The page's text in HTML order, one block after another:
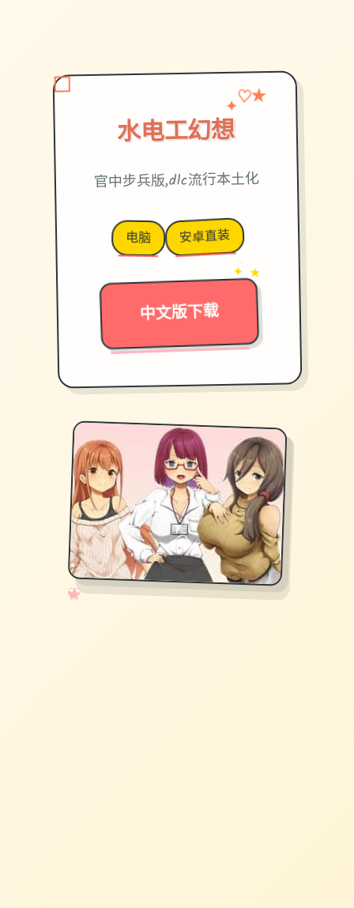
水电工幻想
✦♡★
官中步兵版,dlc流行本土化
电脑 安卓直装
中文版下载
→
✦ ★
✧
♡
★
♥